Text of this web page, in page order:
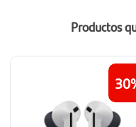
Productos
30